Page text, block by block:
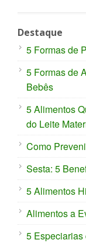
Destaque
5 Formas de
5 Formas de
Bebês
5 Alimentos
do Leite
Como
Sesta: 5
5 Alimentos
Alimentos a
5 Especiarias